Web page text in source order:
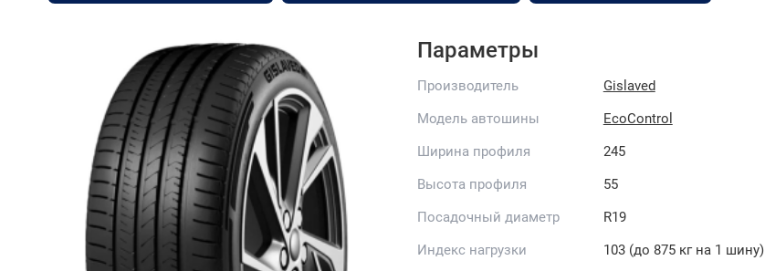
Параметры
Производитель
Gislaved
Модель автошины
EcoControl
Ширина профиля
245
Высота профиля
55
Посадочный диаметр
R19
Индекс нагрузки
103 (до 875 кг на 1 шину)